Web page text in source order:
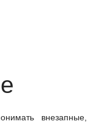
внезапные,